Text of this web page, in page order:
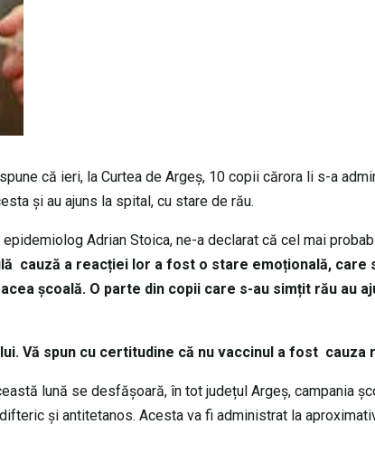
că ieri, la Curtea de Argeș, 10 copii cărora li s-a
și au ajuns la spital, cu stare de rău.
Adrian Stoica, ne-a declarat că cel mai
cauză a reacției lor a fost o stare emoțională, care
școală. O parte din copii care s-au simțit rău au
Vă spun cu certitudine că nu vaccinul a fost cauza
lună se desfășoară, în tot județul Argeș, campania
şi antitetanos. Acesta va fi administrat la